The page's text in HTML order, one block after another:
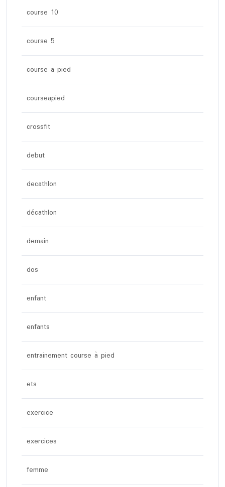
course 10
course 5
course a pied
courseapied
crossfit
debut
decathlon
décathlon
demain
dos
enfant
enfants
entrainement course à pied
ets
exercice
exercices
femme